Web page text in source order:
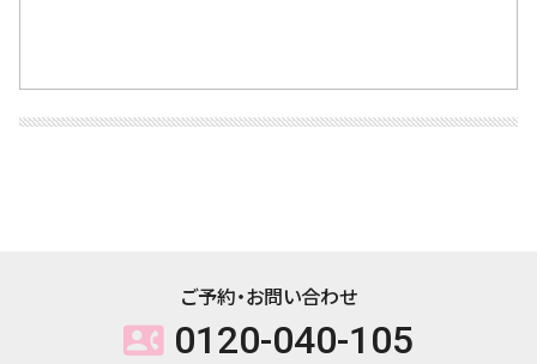
ご予約・お問い合わせ
contact_phone 0120-040-105